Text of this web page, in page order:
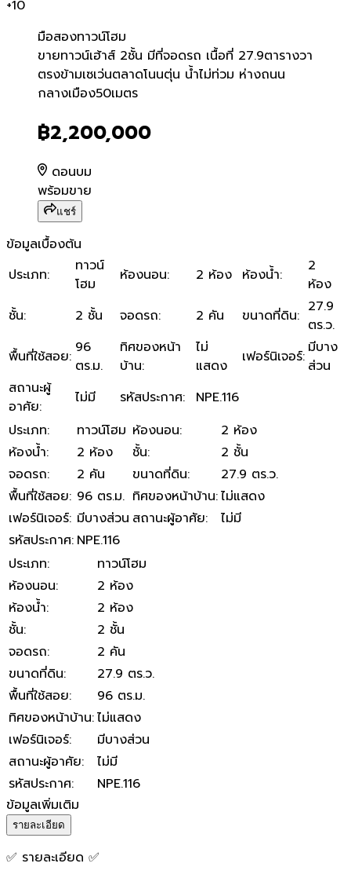
+10
มือสองทาวน์โฮม
ขายทาวน์เฮ้าส์ 2ชั้น มีที่จอด
ขายทาวน์เฮ้าส์ 2ชั้น มีที่จอดรถ เนื้อที่ 27.9ตารางวา
ตรงข้ามเซเว่นตลาดโนนตุ่น น้ำไม่ท่วม ห่างถนน
กลางเมือง50เมตร
฿2,200,000
ดอนบม
พร้อมขาย
แชร์
ข้อมูลเบื้องต้น
ประเภท:
ทาวน์
โฮม
ห้องนอน: 2 ห้อง ห้องน้ำ:
2
ห้อง
ชั้น: 2 ชั้น จอดรถ: 2 คัน ขนาดที่ดิน: 27.9
ตร.ว.
พื้นที่ใช้สอย: 96
ตร.ม.
ทิศของหน้า
บ้าน:
ไม่
แสดง
เฟอร์นิเจอร์: มีบาง
ส่วน
สถานะผู้
อาศัย: ไม่มี รหัสประกาศ:
NPE.116
ประเภท: ทาวน์โฮม ห้องนอน:
2 ห้อง
ห้องน้ำ: 2 ห้อง ชั้น:
2 ชั้น
จอดรถ: 2 คัน ขนาดที่ดิน:
27.9 ตร.ว.
พื้นที่ใช้สอย: 96 ตร.ม. ทิศของหน้าบ้าน:ไม่แสดง
เฟอร์นิเจอร์: มีบางส่วน สถานะผู้อาศัย:
ไม่มี
รหัสประกาศ: NPE.116
ประเภท:
ทาวน์โฮม
ห้องนอน:
2 ห้อง
ห้องน้ำ:
2 ห้อง
ชั้น:
2 ชั้น
จอดรถ:
2 คัน
ขนาดที่ดิน:
27.9 ตร.ว.
พื้นที่ใช้สอย:
96 ตร.ม.
ทิศของหน้าบ้าน:ไม่แสดง
เฟอร์นิเจอร์:
มีบางส่วน
สถานะผู้อาศัย:
ไม่มี
รหัสประกาศ:
NPE.116
ข้อมูลเพิ่มเติม
รายละเอียด
✅ รายละเอียด ✅